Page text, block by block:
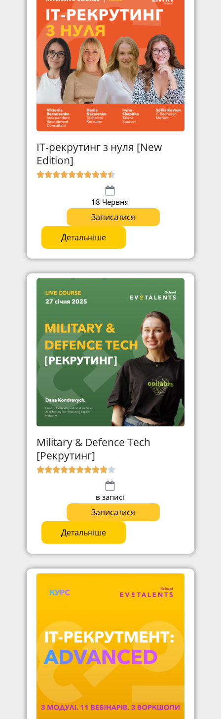
IT-рекрутинг з нуля [New
Edition]
18 Червня
Записатися
Детальніше
Military & Defence Tech
[Рекрутинг]
в записі
Записатися
Детальніше